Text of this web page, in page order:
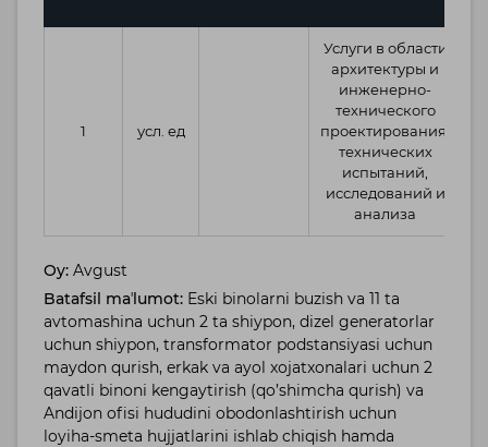
1 усл. ед
Услуги в области
архитектуры и
инженерно-
технического
проектирования,
технических
испытаний,
исследований и
анализа
Oy: Avgust
Batafsil maʼlumot: Eski binolarni buzish va 11 ta
avtomashina uchun 2 ta shiypon, dizel generatorlar
uchun shiypon, transformator podstansiyasi uchun
maydon qurish, erkak va ayol xojatxonalari uchun 2
qavatli binoni kengaytirish (qo’shimcha qurish) va
Andijon ofisi hududini obodonlashtirish uchun
loyiha-smeta hujjatlarini ishlab chiqish hamda